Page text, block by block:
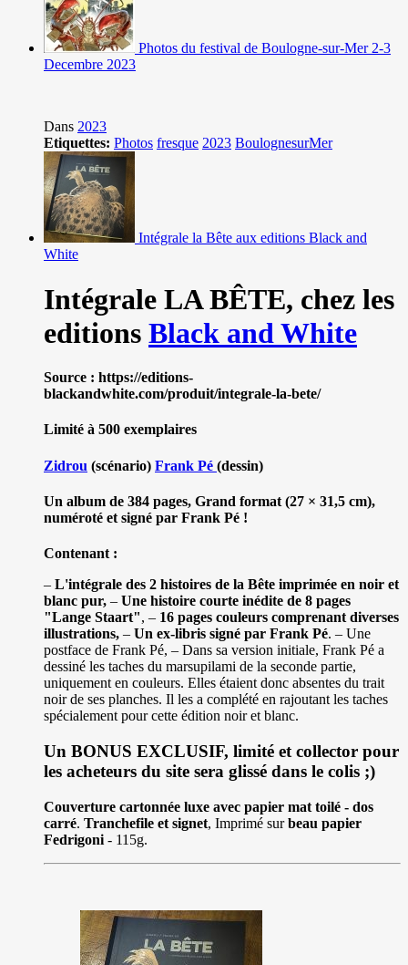
Photos du festival de Boulogne-sur-Mer 2-3
Decembre 2023
Dans 2023
Etiquettes: Photos fresque 2023 BoulognesurMer
Intégrale la Bête aux editions Black and
White
Intégrale LA BÊTE, chez les
editions Black and White
Source : https://editions-
blackandwhite.com/produit/integrale-la-bete/
Limité à 500 exemplaires
Zidrou (scénario) Frank Pé (dessin)
Un album de 384 pages, Grand format (27 × 31,5 cm),
numéroté et signé par Frank Pé !
Contenant :
– L'intégrale des 2 histoires de la Bête imprimée en noir et
blanc pur, – Une histoire courte inédite de 8 pages
"Lange Staart", – 16 pages couleurs comprenant diverses
illustrations, – Un ex-libris signé par Frank Pé. – Une
postface de Frank Pé, – Dans sa version initiale, Frank Pé a
dessiné les taches du marsupilami de la seconde partie,
uniquement en couleurs. Elles étaient donc absentes du trait
noir de ses planches. Il les a complété en rajoutant les taches
spécialement pour cette édition noir et blanc.
Un BONUS EXCLUSIF, limité et collector pour
les acheteurs du site sera glissé dans le colis ;)
Couverture cartonnée luxe avec papier mat toilé - dos
carré. Tranchefile et signet, Imprimé surbeau papier
Fedrigoni - 115g.